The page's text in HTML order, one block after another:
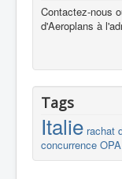
Contactez-nous
d'Aeroplans à
Tags
Italie rachat
concurrence OPA